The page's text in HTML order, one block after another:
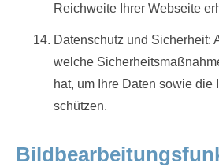
Reichweite Ihrer Webseite
Datenschutz und Sicherheit:
welche
hat, um Ihre Daten sowie die
schützen.